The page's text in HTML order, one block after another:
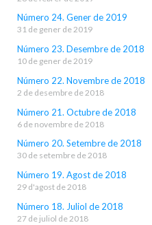
Número 24. Gener de 2019
31 de gener de 2019
Número 23. Desembre de 2018
10 de gener de 2019
Número 22. Novembre de 2018
2 de desembre de 2018
Número 21. Octubre de 2018
6 de novembre de 2018
Número 20. Setembre de 2018
30 de setembre de 2018
Número 19. Agost de 2018
29 d'agost de 2018
Número 18. Juliol de 2018
27 de juliol de 2018